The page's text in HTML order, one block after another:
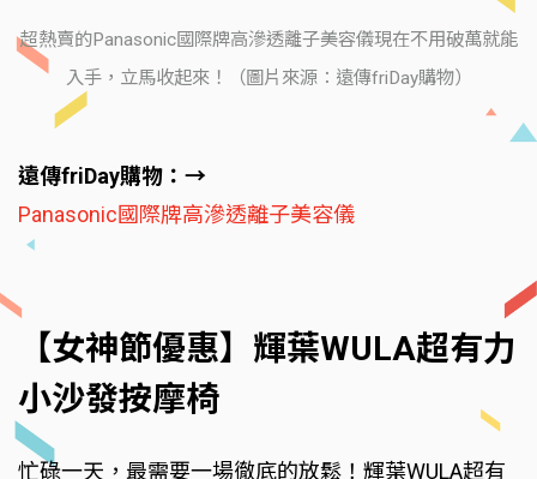
超熱賣的Panasonic國際牌高滲透離子美容儀現在不用破萬就能
入手，立馬收起來！（圖片來源：遠傳friDay購物）
遠傳friDay購物：→
Panasonic國際牌高滲透離子美容儀
【女神節優惠】輝葉WULA超有力
小沙發按摩椅
忙碌一天，最需要一場徹底的放鬆！輝葉WULA超有